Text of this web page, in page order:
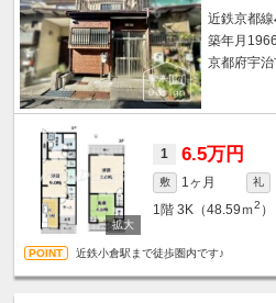
近鉄京都線
築年月
京都府宇
1 6.5万円
敷 1ヶ月 礼
1階 3K（48.59ｍ2 ）
近鉄小倉駅まで徒歩圏内です♪